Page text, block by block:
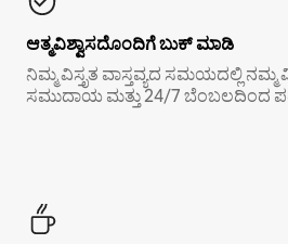
ಆತ್ಮವಿಶ್ವಾಸದೊಂದಿಗೆ ಬುಕ್ ಮಾಡಿ
ನಿಮ್ಮ ವಿಸ್ತೃತ ವಾಸ್ತವ್ಯದ ಸಮಯದಲ್ಲಿ ನಮ್ಮ
ಸಮುದಾಯ ಮತ್ತು 24/7 ಬೆಂಬಲದಿಂದ